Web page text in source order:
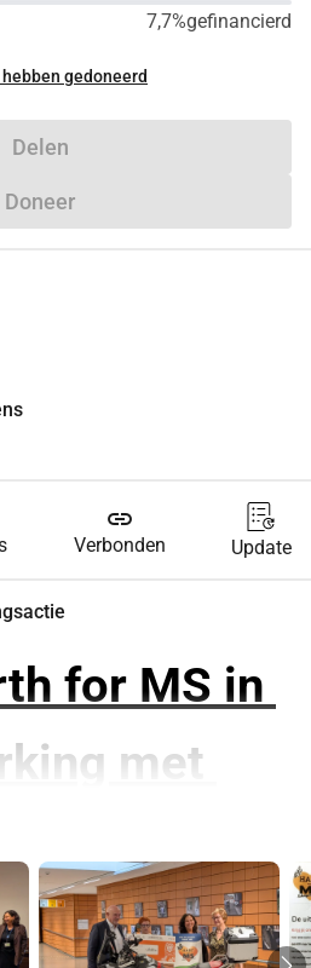
7,7%gefinancierd
gedoneerd
Delen
Doneer
link
Verbonden Update
for MS in
met
naar de